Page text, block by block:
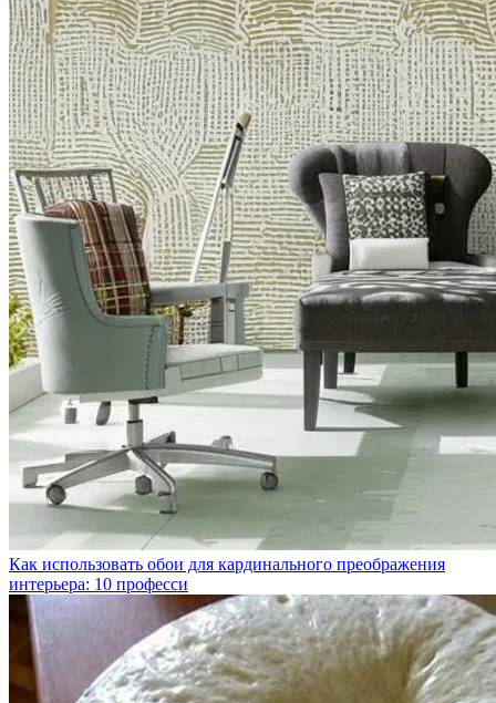
Как использовать обои для кардинального преображения
интерьера: 10 професси